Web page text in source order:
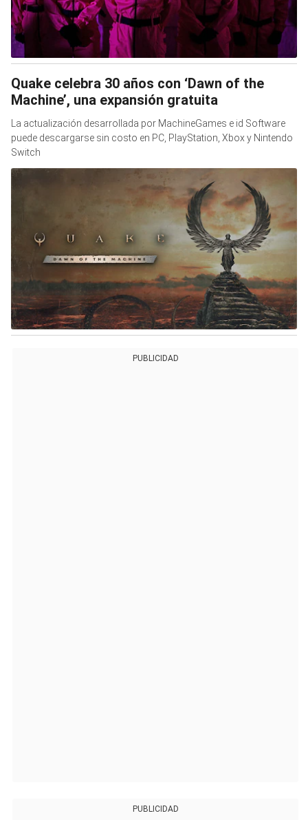
Quake celebra 30 años con ‘Dawn of the
Machine’, una expansión gratuita
La actualización desarrollada por MachineGames e id Software
puede descargarse sin costo en PC, PlayStation, Xbox y Nintendo
Switch
PUBLICIDAD
PUBLICIDAD